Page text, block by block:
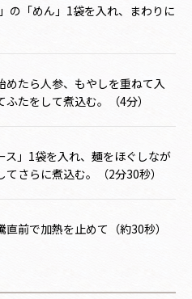
の「めん」1袋を入れ、まわりに
めたら人参、もやしを重ねて入
たをして煮込む。（4分）
ス」1袋を入れ、麺をほぐしなが
さらに煮込む。（2分30秒）
前で加熱を止めて（約30秒）